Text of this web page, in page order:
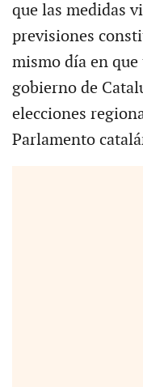
que las medidas
previsiones
mismo día en
gobierno de
elecciones
Parlamento